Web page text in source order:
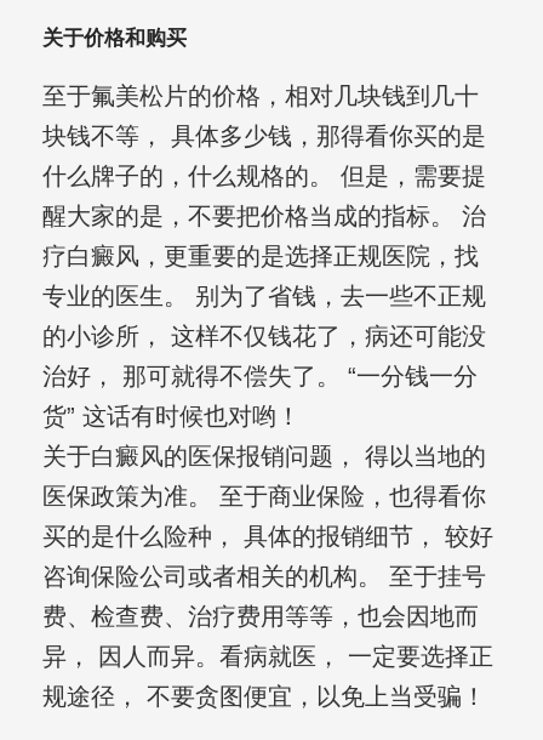
关于价格和购买
至于氟美松片的价格，相对几块钱到几十
块钱不等， 具体多少钱，那得看你买的是
什么牌子的，什么规格的。 但是，需要提
醒大家的是，不要把价格当成的指标。 治
疗白癜风，更重要的是选择正规医院，找
专业的医生。 别为了省钱，去一些不正规
的小诊所， 这样不仅钱花了，病还可能没
治好， 那可就得不偿失了。 “一分钱一分
货” 这话有时候也对哟！
关于白癜风的医保报销问题， 得以当地的
医保政策为准。 至于商业保险，也得看你
买的是什么险种， 具体的报销细节， 较好
咨询保险公司或者相关的机构。 至于挂号
费、检查费、治疗费用等等，也会因地而
异， 因人而异。看病就医， 一定要选择正
规途径， 不要贪图便宜，以免上当受骗！